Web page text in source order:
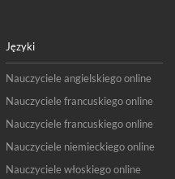
Języki
Nauczyciele angielskiego online
Nauczyciele francuskiego online
Nauczyciele francuskiego online
Nauczyciele niemieckiego online
Nauczyciele włoskiego online